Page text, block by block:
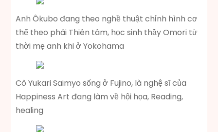
Anh Ôkubo đang theo nghề thuật chỉnh hình cơ
thể theo phái Thiên tâm, học sinh thầy Omori từ
thời mẹ anh khi ở Yokohama
Cô Yukari Saimyo sống ở Fujino, là nghệ sĩ của
Happiness Art đang làm về hội họa, Reading,
healing